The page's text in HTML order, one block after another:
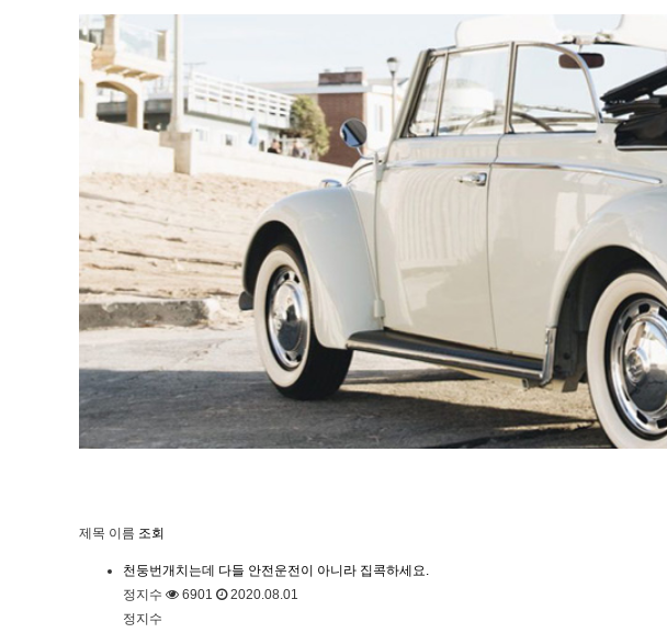
제목 이름 조회
천둥번개치는데 다들 안전운전이 아니라 집콕하세요.
정지수
6901
2020.08.01
정지수